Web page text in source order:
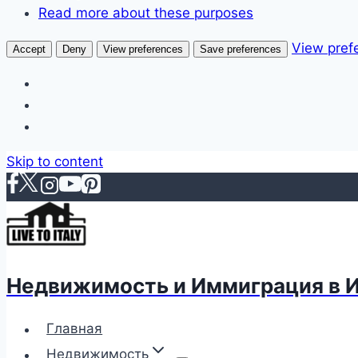
Read more about these purposes
Accept Deny View preferences Save preferences View
Skip to content
Недвижимость и Иммиграция в
Главная
Недвижимость